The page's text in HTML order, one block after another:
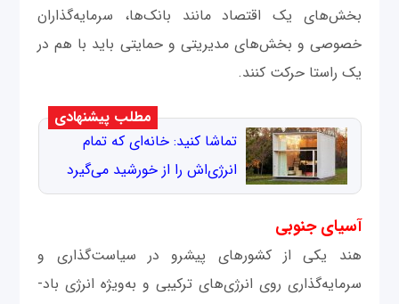
بخش‌های یک اقتصاد مانند بانک‌ها، سرمایه‌گذاران
خصوصی و بخش‌های مدیریتی و حمایتی باید با هم در
یک راستا حرکت کنند.
مطلب پیشنهادی
تماشا کنید: خانه‌ای که تمام
انرژی‌اش را از خورشید می‌گیرد
آسیای جنوبی
هند یکی از کشورهای پیشرو در سیاست‌گذاری و
سرمایه‌گذاری روی انرژی‌های ترکیبی و به‌ویژه انرژی باد-